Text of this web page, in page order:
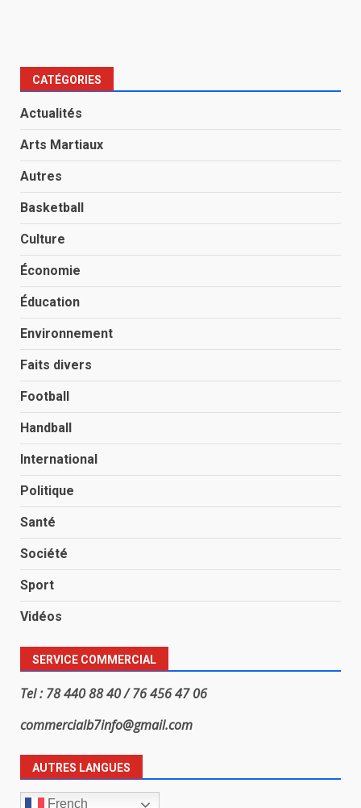
CATÉGORIES
Actualités
Arts Martiaux
Autres
Basketball
Culture
Économie
Éducation
Environnement
Faits divers
Football
Handball
International
Politique
Santé
Société
Sport
Vidéos
SERVICE COMMERCIAL
Tel : 78 440 88 40 / 76 456 47 06
commercialb7info@gmail.com
AUTRES LANGUES
French